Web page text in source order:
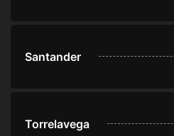
Santander
Torrelavega